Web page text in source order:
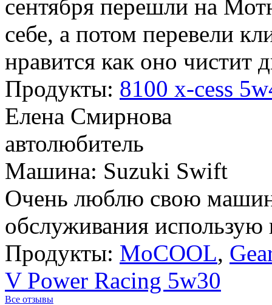
сентября перешли на
себе, а потом перевели
нравится как оно чистит
Продукты: 8100 x-cess
Елена Смирнова
автолюбитель
Машина: Suzuki Swift
Очень люблю свою
обслуживания использую
Продукты: MoCOOL,
V Power Racing 5w30
Все отзывы